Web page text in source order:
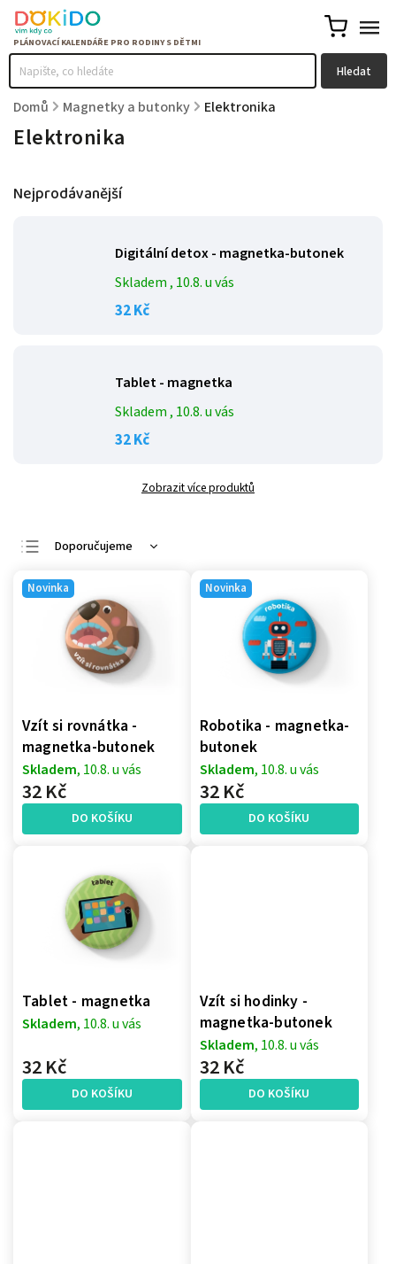
Hledat
Domů / Magnetky a butonky / Elektronika
Elektronika
Nejprodávanější
Digitální detox - magnetka-butonek
Skladem , 10.8. u vás
32 Kč
Tablet - magnetka
Skladem , 10.8. u vás
32 Kč
Zobrazit více produktů
Doporučujeme
Nejlevnější
Nejdražší
Nejprodávanější
Abecedně
Novinka
Vzít si rovnátka -
magnetka-butonek
Skladem, 10.8. u vás
32 Kč
DO KOŠÍKU
Novinka
Robotika - magnetka-
butonek
Skladem, 10.8. u vás
32 Kč
DO KOŠÍKU
Tablet - magnetka
Skladem, 10.8. u vás
32 Kč
DO KOŠÍKU
Vzít si hodinky -
magnetka-butonek
Skladem, 10.8. u vás
32 Kč
DO KOŠÍKU